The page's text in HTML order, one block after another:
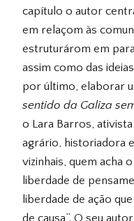
capítulo o autor
em relaçom às
estruturárom em
assim como das
por último, elaborar
sentido da Galiza
o Lara Barros,
agrário, historiadora
vizinhais, quem acha
liberdade de
liberdade de ação
de causa”. O seu